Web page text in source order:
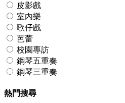
皮影戲
室內樂
歌仔戲
芭蕾
校園專訪
鋼琴五重奏
鋼琴三重奏
熱門搜尋